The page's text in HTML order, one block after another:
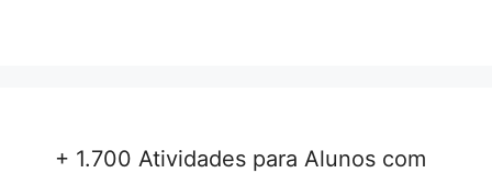
+ 1.700 Atividades para Alunos com